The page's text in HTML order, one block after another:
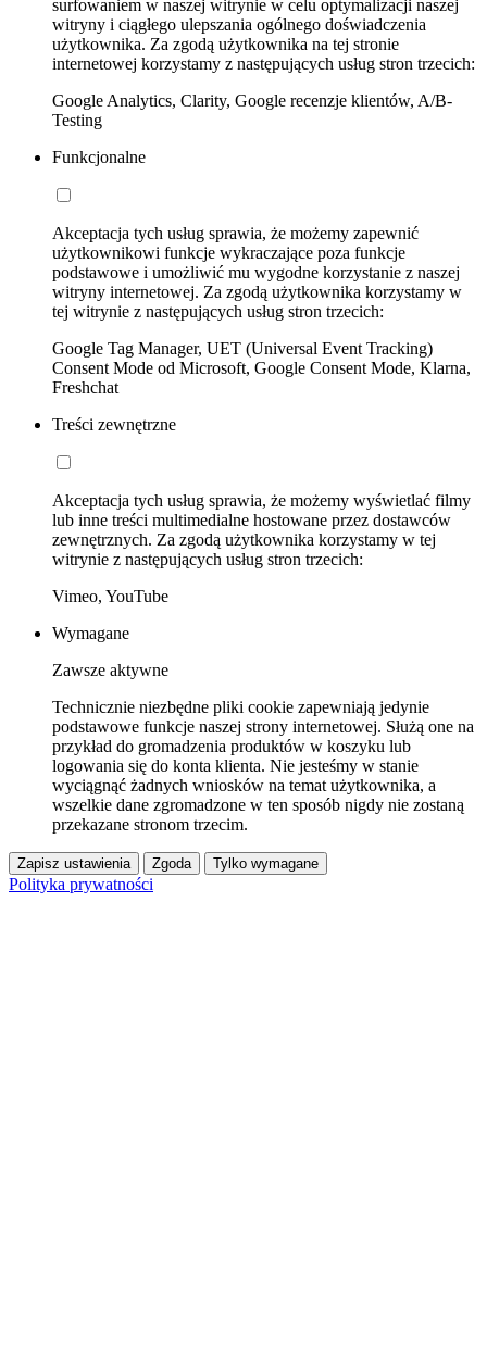
surfowaniem w naszej witrynie w celu optymalizacji naszej
witryny i ciągłego ulepszania ogólnego doświadczenia
użytkownika. Za zgodą użytkownika na tej stronie
internetowej korzystamy z następujących usług stron trzecich:
Google Analytics, Clarity, Google recenzje klientów, A/B-
Testing
Funkcjonalne
Akceptacja tych usług sprawia, że możemy zapewnić
użytkownikowi funkcje wykraczające poza funkcje
podstawowe i umożliwić mu wygodne korzystanie z naszej
witryny internetowej. Za zgodą użytkownika korzystamy w
tej witrynie z następujących usług stron trzecich:
Google Tag Manager, UET (Universal Event Tracking)
Consent Mode od Microsoft, Google Consent Mode, Klarna,
Freshchat
Treści zewnętrzne
Akceptacja tych usług sprawia, że możemy wyświetlać filmy
lub inne treści multimedialne hostowane przez dostawców
zewnętrznych. Za zgodą użytkownika korzystamy w tej
witrynie z następujących usług stron trzecich:
Vimeo, YouTube
Wymagane
Zawsze aktywne
Technicznie niezbędne pliki cookie zapewniają jedynie
podstawowe funkcje naszej strony internetowej. Służą one na
przykład do gromadzenia produktów w koszyku lub
logowania się do konta klienta. Nie jesteśmy w stanie
wyciągnąć żadnych wniosków na temat użytkownika, a
wszelkie dane zgromadzone w ten sposób nigdy nie zostaną
przekazane stronom trzecim.
Zapisz ustawienia Zgoda Tylko wymagane
Polityka prywatności